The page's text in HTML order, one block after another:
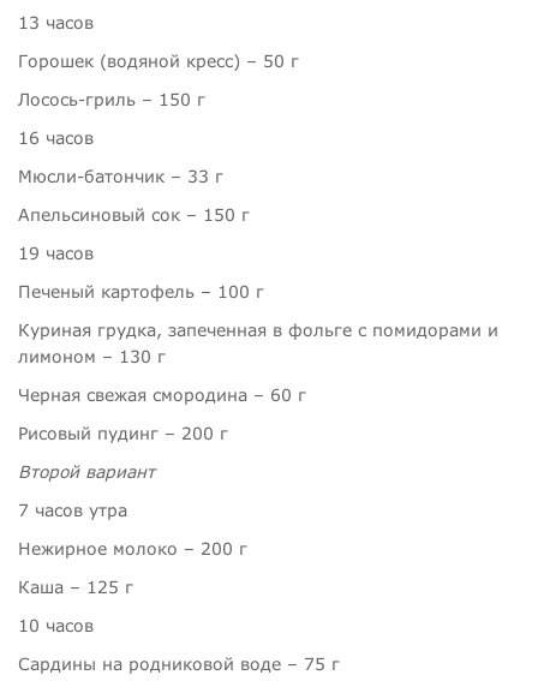
13 часов
Горошек (водяной кресс) – 50 г
Лосось-гриль – 150 г
16 часов
Мюсли-батончик – 33 г
Апельсиновый сок – 150 г
19 часов
Печеный картофель – 100 г
Куриная грудка, запеченная в фольге с помидорами и
лимоном – 130 г
Черная свежая смородина – 60 г
Рисовый пудинг – 200 г
Второй вариант
7 часов утра
Нежирное молоко – 200 г
Каша – 125 г
10 часов
Сардины на родниковой воде – 75 г